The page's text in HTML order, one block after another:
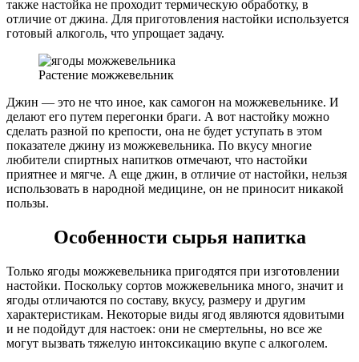
также настойка не проходит термическую обработку, в
отличие от джина. Для приготовления настойки используется
готовый алкоголь, что упрощает задачу.
Растение можжевельник
Джин — это не что иное, как самогон на можжевельнике. И
делают его путем перегонки браги. А вот настойку можно
сделать разной по крепости, она не будет уступать в этом
показателе джину из можжевельника. По вкусу многие
любители спиртных напитков отмечают, что настойки
приятнее и мягче. А еще джин, в отличие от настойки, нельзя
использовать в народной медицине, он не приносит никакой
пользы.
Особенности сырья напитка
Только ягоды можжевельника пригодятся при изготовлении
настойки. Поскольку сортов можжевельника много, значит и
ягоды отличаются по составу, вкусу, размеру и другим
характеристикам. Некоторые виды ягод являются ядовитыми
и не подойдут для настоек: они не смертельны, но все же
могут вызвать тяжелую интоксикацию вкупе с алкоголем.